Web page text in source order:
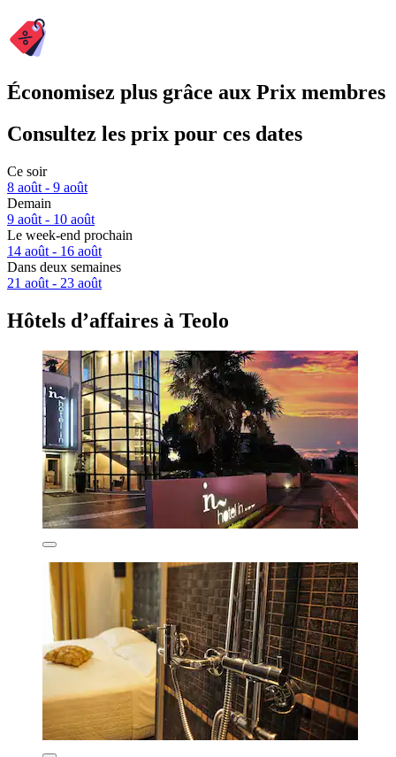
Économisez plus grâce aux Prix membres
Consultez les prix pour ces dates
Ce soir
8 août - 9 août
Demain
9 août - 10 août
Le week-end prochain
14 août - 16 août
Dans deux semaines
21 août - 23 août
Hôtels d’affaires à Teolo